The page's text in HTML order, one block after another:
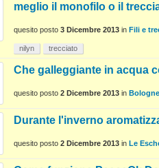
meglio il monofilo o il
quesito posto 3 Dicembre 2013 in Fili e
nilyn trecciato
Che galleggiante in acqua
quesito posto 2 Dicembre 2013 in
Durante l'inverno
quesito posto 2 Dicembre 2013 in Le